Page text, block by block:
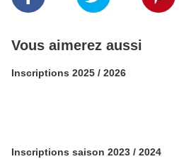
Vous aimerez aussi
Inscriptions 2025 / 2026
Inscriptions saison 2023 / 2024